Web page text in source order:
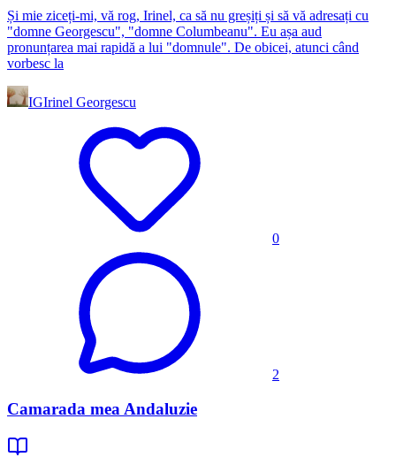
Și mie ziceți-mi, vă rog, Irinel, ca să nu greșiți și să vă adresați cu
"domne Georgescu", "domne Columbeanu". Eu așa aud
pronunțarea mai rapidă a lui "domnule". De obicei, atunci când
vorbesc la
IGIrinel Georgescu
0
2
Camarada mea Andaluzie